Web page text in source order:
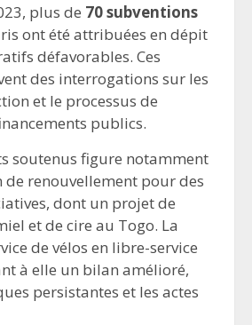
plus de 70 subventions
ont été attribuées en dépit
défavorables. Ces
des interrogations sur les
et le processus de
publics.
soutenus figure notamment
renouvellement pour des
dont un projet de
et de cire au Togo. La
de vélos en libre-service
à elle un bilan amélioré,
persistantes et les actes